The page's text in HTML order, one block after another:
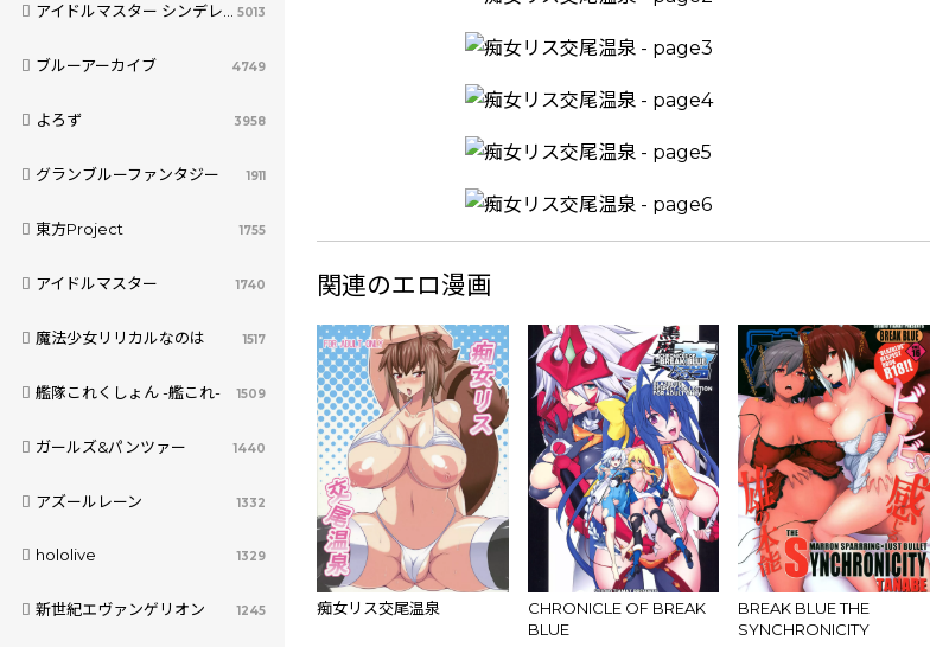
アイドルマスター シンデレラガールズ 5013
ブルーアーカイブ 4749
よろず 3958
グランブルーファンタジー 1911
東方Project 1755
アイドルマスター 1740
魔法少女リリカルなのは 1517
艦隊これくしょん -艦これ- 1509
ガールズ&パンツァー 1440
アズールレーン 1332
hololive 1329
新世紀エヴァンゲリオン 1245
関連のエロ漫画
痴女リス交尾温泉
CHRONICLE OF BREAK
BLUE
BREAK BLUE THE
SYNCHRONICITY